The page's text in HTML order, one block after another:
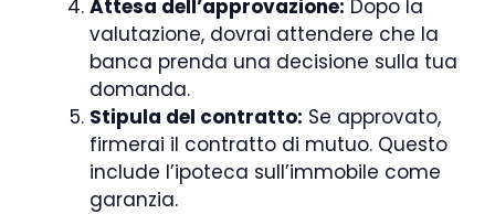
Attesa dell’approvazione: Dopo la
valutazione, dovrai attendere che la
banca prenda una decisione sulla tua
domanda.
Stipula del contratto: Se approvato,
firmerai il contratto di mutuo. Questo
include l’ipoteca sull’immobile come
garanzia.